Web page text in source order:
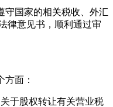
守国家的相关税收、外汇
律意见书，顺利通过审
面：
于股权转让有关营业税